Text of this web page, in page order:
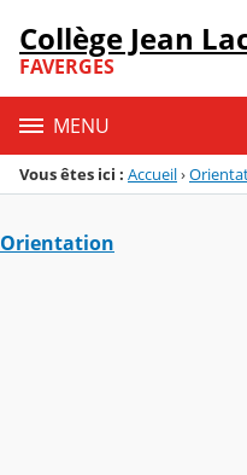
Menu de la rubrique
Contenu
Collège Jean
FAVERGES
MENU
Vous êtes ici : Accueil›
Orientation